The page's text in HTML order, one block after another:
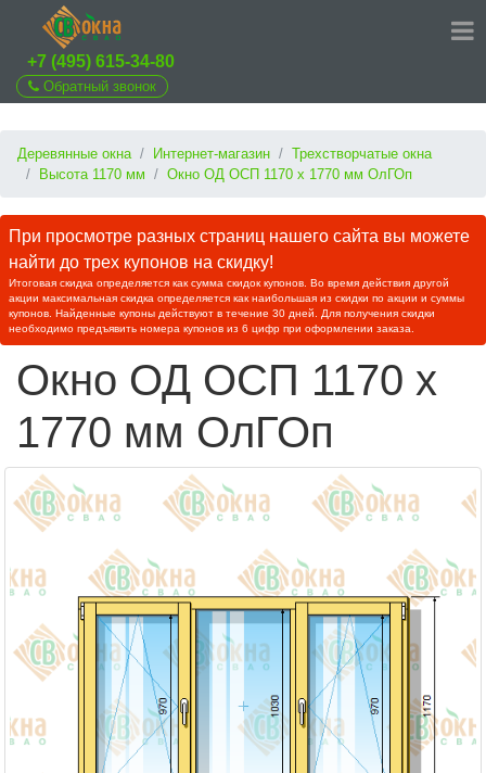
+7 (495) 615-34-80
Обратный звонок
Деревянные окна Интернет-магазин
Трехстворчатые окна
Высота 1170 мм
Окно ОД ОСП 1170 х 1770 мм ОлГОп
При просмотре разных страниц нашего сайта вы можете
найти до трех купонов на скидку!
Итоговая скидка определяется как сумма скидок купонов. Во время действия другой
акции максимальная скидка определяется как наибольшая из скидки по акции и суммы
купонов. Найденные купоны действуют в течение 30 дней. Для получения скидки
необходимо предъявить номера купонов из 6 цифр при оформлении заказа.
Окно ОД ОСП 1170 х
1770 мм ОлГОп